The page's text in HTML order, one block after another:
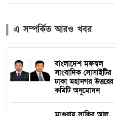
এ সম্পর্কিত আরও খবর
বাংলাদেশ মফস্বল
সাংবাদিক সোসাইটির
ঢাকা মহানগর উত্তরের
কমিটি অনুমোদন